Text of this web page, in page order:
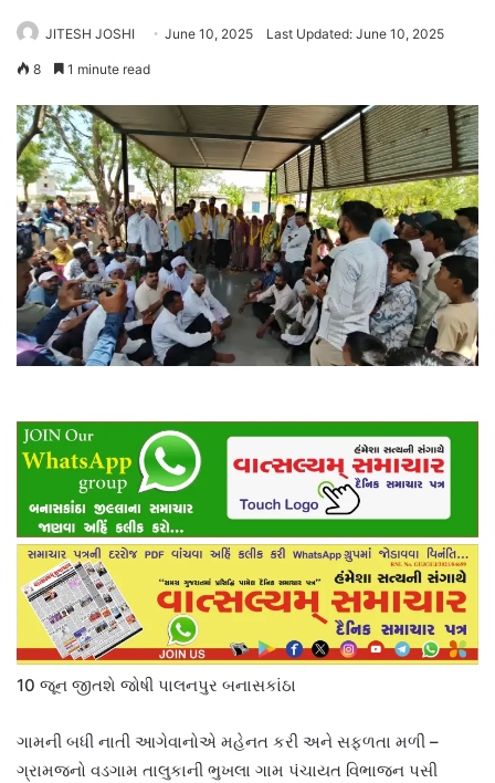
JITESH JOSHI June 10, 2025 Last Updated: June 10, 2025
8 1 minute read
10 જૂન જીતશે જોષી પાલનપુર બનાસકાંઠા
ગામની બધી નાતી આગેવાનોએ મહેનત કરી અને સફળતા મળી –
ગ્રામજનો વડગામ તાલુકાની ભુખલા ગામ પંચાયત વિભાજન પસી